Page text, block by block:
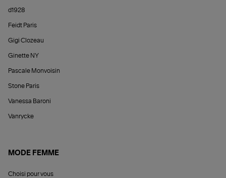
d1928
Feidt Paris
Gigi Clozeau
Ginette NY
Pascale Monvoisin
Stone Paris
Vanessa Baroni
Vanrycke
MODE FEMME
Choisi pour vous